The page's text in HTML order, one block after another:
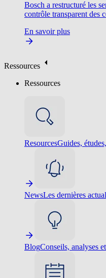
Bosch a restructuré les
contrôle transparent des
En savoir plus
Ressources
Ressources
ResourcesGuides,
NewsLes dernières
BlogConseils, analyses